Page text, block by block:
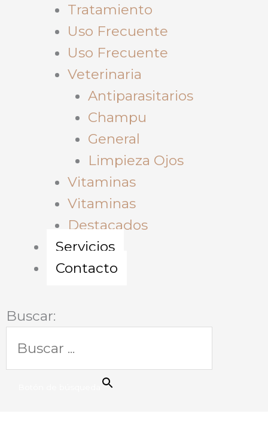
Tratamiento
Uso Frecuente
Uso Frecuente
Veterinaria
Antiparasitarios
Champu
General
Limpieza Ojos
Vitaminas
Vitaminas
Destacados
Servicios
Contacto
Buscar: